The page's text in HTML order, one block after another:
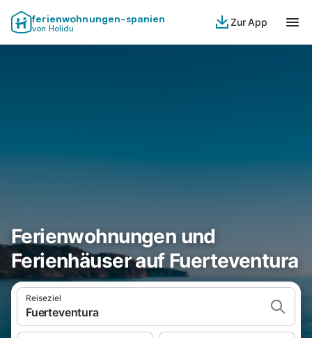
ferienwohnungen-spanien
von Holidu
Zur App
Ferienwohnungen und
Ferienhäuser auf Fuerteventura
Reiseziel
Fuerteventura